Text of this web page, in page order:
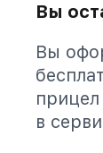
Вы
Вы
в